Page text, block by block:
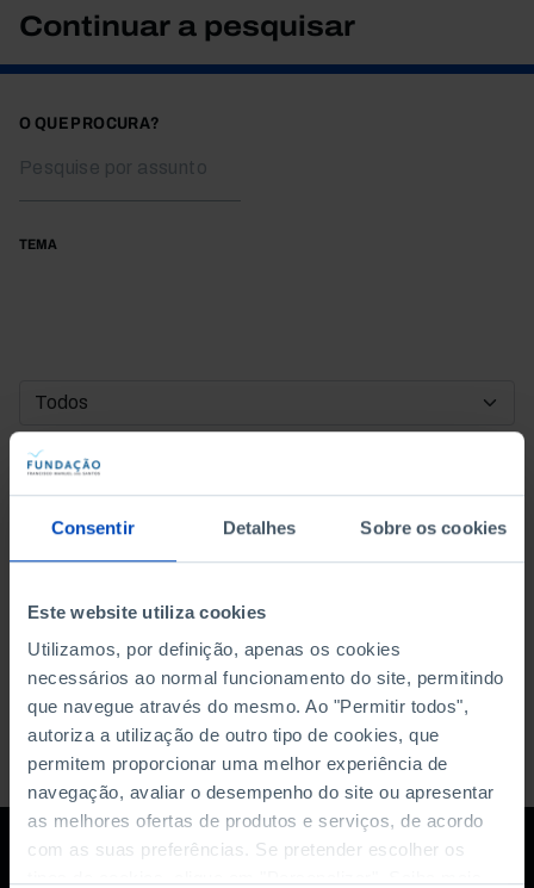
Consentir Detalhes Sobre os cookies
Este website utiliza cookies
Utilizamos, por definição, apenas os cookies
necessários ao normal funcionamento do site, permitindo
que navegue através do mesmo. Ao "Permitir todos",
autoriza a utilização de outro tipo de cookies, que
permitem proporcionar uma melhor experiência de
navegação, avaliar o desempenho do site ou apresentar
as melhores ofertas de produtos e serviços, de acordo
com as suas preferências. Se pretender escolher os
Continuar a pesquisar
O QUE PROCURA?
TEMA
DATA DE INÍCIO
DATA DE FIM